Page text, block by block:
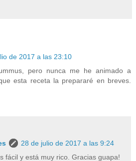
de 2017 a las 23:10
pero nunca me he animado a
esta receta la prepararé en breves.
28 de julio de 2017 a las 9:24
fácil y está muy rico. Gracias guapa!